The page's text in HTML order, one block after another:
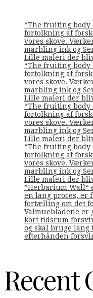
“The fruiting body
fortolkning af
vores skove.
marbling ink og
Lille maleri der
“The fruiting body
fortolkning af
vores skove.
marbling ink og
Lille maleri der
“The fruiting body
fortolkning af
vores skove.
marbling ink og
Lille maleri der
“The fruiting body
fortolkning af
vores skove.
marbling ink og
Lille maleri der
”Herbarium Wall“
en lang proces, er
fortælling om det
Valmuebladene er
kort tidsrum
og skal bruge lang
efterhånden
Recent